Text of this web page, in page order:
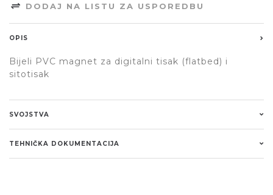
DODAJ NA LISTU ZA USPOREDBU
OPIS
Bijeli PVC magnet za digitalni tisak (flatbed) i
sitotisak
SVOJSTVA
TEHNIČKA DOKUMENTACIJA